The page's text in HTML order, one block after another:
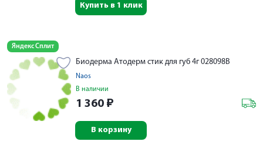
Купить в 1 клик
Яндекс Сплит
Биодерма Атодерм стик для губ 4г 028098B
Naos
В наличии
1 360 ₽
В корзину